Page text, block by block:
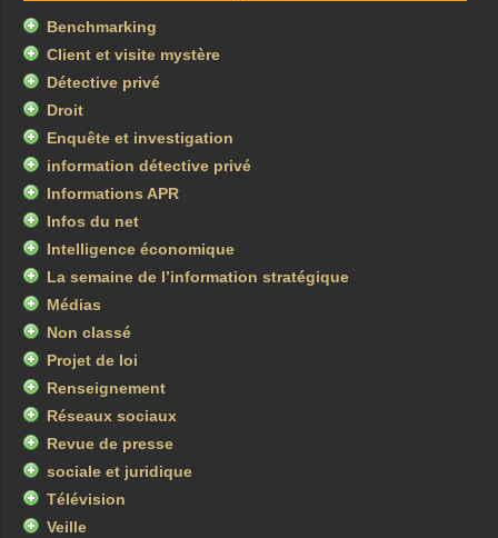
Benchmarking
Client et visite mystère
Détective privé
Droit
Enquête et investigation
information détective privé
Informations APR
Infos du net
Intelligence économique
La semaine de l’information stratégique
Médias
Non classé
Projet de loi
Renseignement
Réseaux sociaux
Revue de presse
sociale et juridique
Télévision
Veille